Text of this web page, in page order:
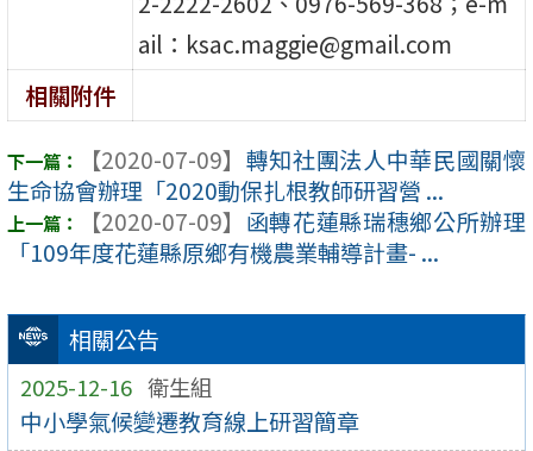
相關公告
2025-12-16 衛生組
中小學氣候變遷教育線上研習簡章
ail：ksac.maggie@gmail.com
相關附件
【2020-07-09】 轉知社團法人中華民國關懷
生命協會辦理「2020動保扎根教師研習營 ...
【2020-07-09】 函轉花蓮縣瑞穗鄉公所辦理
「109年度花蓮縣原鄉有機農業輔導計畫- ...